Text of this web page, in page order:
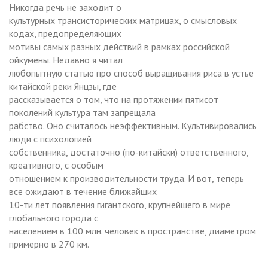
Никогда речь не заходит о
культурных трансисторических матрицах, о смысловых
кодах, предопределяющих
мотивы самых разных действий в рамках российской
ойкумены. Недавно я читал
любопытную статью про способ выращивания риса в устье
китайской реки Янцзы, где
рассказывается о том, что на протяжении пятисот
поколений культура там запрещала
рабство. Оно считалось неэффективным. Культивировались
люди с психологией
собственника, достаточно (по-китайски) ответственного,
креативного, с особым
отношением к производительности труда. И вот, теперь
все ожидают в течение ближайших
10-ти лет появления гигантского, крупнейшего в мире
глобального города с
населением в 100 млн. человек в пространстве, диаметром
примерно в 270 км.